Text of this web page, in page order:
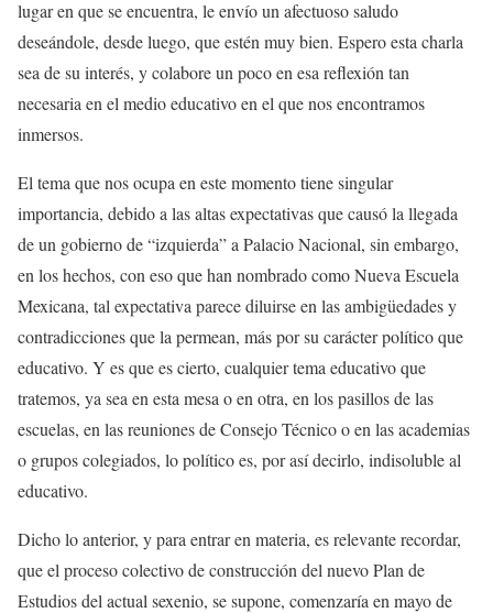
lugar en que se encuentra, le envío un afectuoso saludo
deseándole, desde luego, que estén muy bien. Espero esta charla
sea de su interés, y colabore un poco en esa reflexión tan
necesaria en el medio educativo en el que nos encontramos
inmersos.
El tema que nos ocupa en este momento tiene singular
importancia, debido a las altas expectativas que causó la llegada
de un gobierno de “izquierda” a Palacio Nacional, sin embargo,
en los hechos, con eso que han nombrado como Nueva Escuela
Mexicana, tal expectativa parece diluirse en las ambigüedades y
contradicciones que la permean, más por su carácter político que
educativo. Y es que es cierto, cualquier tema educativo que
tratemos, ya sea en esta mesa o en otra, en los pasillos de las
escuelas, en las reuniones de Consejo Técnico o en las academias
o grupos colegiados, lo político es, por así decirlo, indisoluble al
educativo.
Dicho lo anterior, y para entrar en materia, es relevante recordar,
que el proceso colectivo de construcción del nuevo Plan de
Estudios del actual sexenio, se supone, comenzaría en mayo de